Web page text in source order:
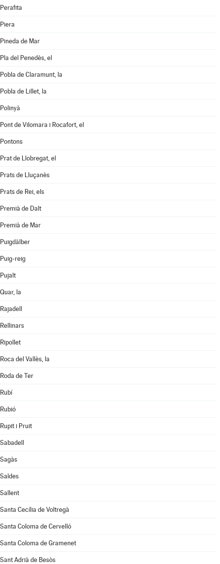
Perafita
Piera
Pineda de Mar
Pla del Penedès, el
Pobla de Claramunt, la
Pobla de Lillet, la
Polinyà
Pont de Vilomara i Rocafort, el
Pontons
Prat de Llobregat, el
Prats de Lluçanès
Prats de Rei, els
Premià de Dalt
Premià de Mar
Puigdàlber
Puig-reig
Pujalt
Quar, la
Rajadell
Rellinars
Ripollet
Roca del Vallès, la
Roda de Ter
Rubí
Rubió
Rupit i Pruit
Sabadell
Sagàs
Saldes
Sallent
Santa Cecília de Voltregà
Santa Coloma de Cervelló
Santa Coloma de Gramenet
Sant Adrià de Besòs